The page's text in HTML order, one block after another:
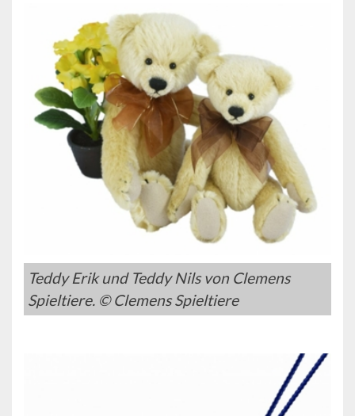
Teddy Erik und Teddy Nils von Clemens
Spieltiere. © Clemens Spieltiere